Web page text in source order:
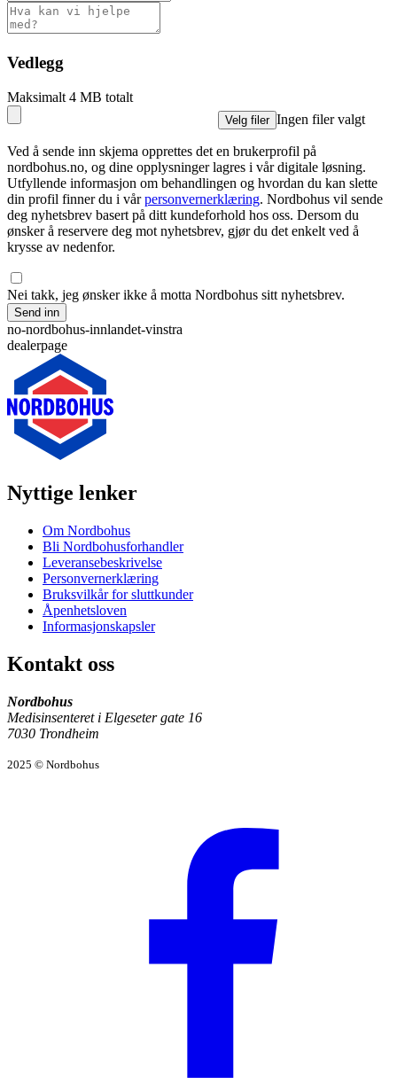
Vedlegg
Maksimalt 4 MB totalt
Velg filer Ingen filer valgt
Ved å sende inn skjema opprettes det en brukerprofil på
nordbohus.no, og dine opplysninger lagres i vår digitale løsning.
Utfyllende informasjon om behandlingen og hvordan du kan slette
din profil finner du i vår personvernerklæring. Nordbohus vil sende
deg nyhetsbrev basert på ditt kundeforhold hos oss. Dersom du
ønsker å reservere deg mot nyhetsbrev, gjør du det enkelt ved å
krysse av nedenfor.
Nei takk, jeg ønsker ikke å motta Nordbohus sitt nyhetsbrev.
Send inn
no-nordbohus-innlandet-vinstra
dealerpage
Nyttige lenker
Om Nordbohus
Bli Nordbohusforhandler
Leveransebeskrivelse
Personvernerklæring
Bruksvilkår for sluttkunder
Åpenhetsloven
Informasjonskapsler
Kontakt oss
Nordbohus
Medisinsenteret i Elgeseter gate 16
7030 Trondheim
2025 © Nordbohus